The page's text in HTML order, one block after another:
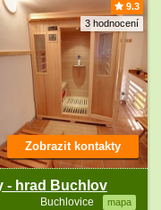
9.3
3 hodnocení
- hrad Buchlov
Buchlovice mapa
Zobrazit kontakty